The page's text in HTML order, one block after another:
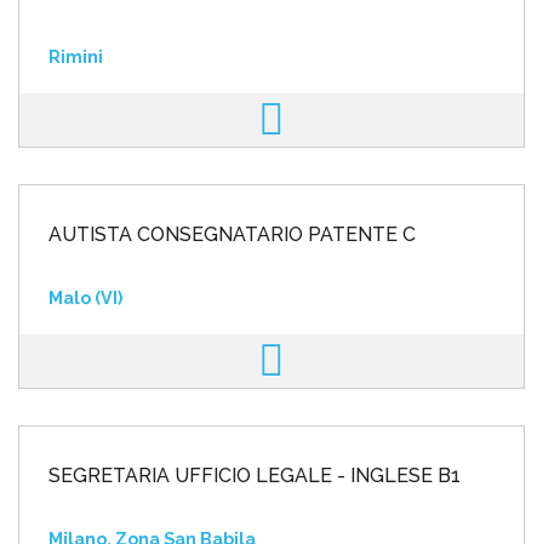
Rimini
AUTISTA CONSEGNATARIO PATENTE C
Malo (VI)
SEGRETARIA UFFICIO LEGALE - INGLESE B1
Milano, Zona San Babila